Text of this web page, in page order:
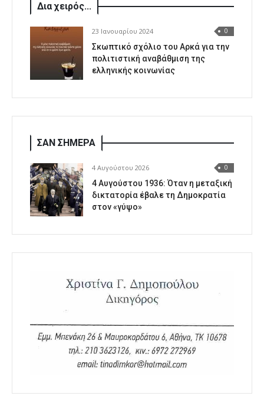
Δια χειρός...
23 Ιανουαρίου 2024 0
Σκωπτικό σχόλιο του Αρκά για την
πολιτιστική αναβάθμιση της
ελληνικής κοινωνίας
ΣΑΝ ΣΗΜΕΡΑ
4 Αυγούστου 2026 0
4 Αυγούστου 1936: Όταν η μεταξική
δικτατορία έβαλε τη Δημοκρατία
στον «γύψο»